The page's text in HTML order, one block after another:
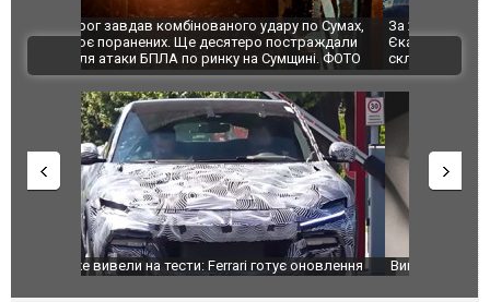
За 2000 кілометрів від кордону з Україною: в
Єкатеринбурзі після атаки дронів загорівся
склад Wildberries. ФОТО. ВІДЕО
"Мої
ВІДЕО
Вийшов трейлер нової екранізації легендарного